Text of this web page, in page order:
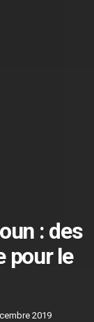
: des
pour le
2019